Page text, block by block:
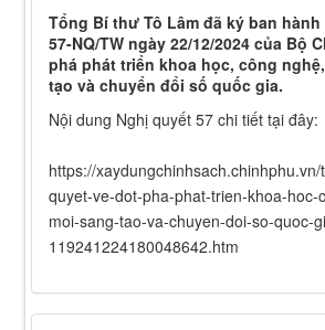
Tổng Bí thư Tô Lâm đã ký ban
57-NQ/TW ngày 22/12/2024 của Bộ
phá phát triển khoa học, công
tạo và chuyển đổi số quốc gia.
Nội dung Nghị quyết 57 chi tiết tại đây:
https://
quyet-ve-dot-pha-phat-trien-khoa-hoc-
moi-sang-tao-va-chuyen-doi-so-quoc-
119241224180048642.htm